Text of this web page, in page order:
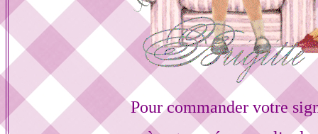
Pour commander votre